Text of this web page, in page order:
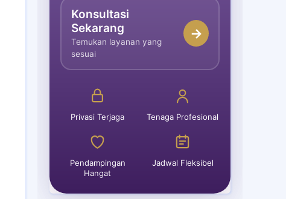
Konsultasi
Sekarang
Temukan layanan yang
sesuai
→
Privasi Terjaga Tenaga Profesional
Pendampingan
Hangat
Jadwal Fleksibel